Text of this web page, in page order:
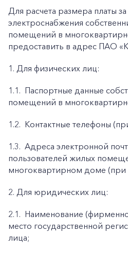
Для расчета размера платы за
электроснабжения
помещений в
предоставить в адрес ПАО
1. Для физических лиц:
1.1. Паспортные данные
помещений в
1.2. Контактные телефоны
1.3. Адреса электронной
пользователей жилых
многоквартирном доме (при
2. Для юридических лиц:
2.1. Наименование
место государственной
лица;